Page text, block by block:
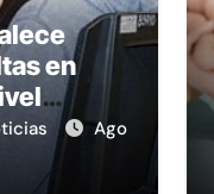
en
Ago